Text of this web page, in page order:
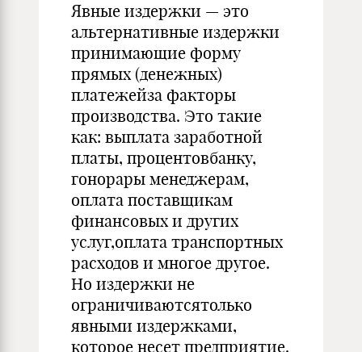
Явные издержки — это
альтернативные издержки
принимающие форму
прямых (денежных)
платежейза факторы
производства. Это такие
как: выплата заработной
платы, процентовбанку,
гонорары менеджерам,
оплата поставщикам
финансовых и других
услуг,оплата транспортных
расходов и многое другое.
Но издержки не
ограничиваютсятолько
явными издержками,
которое несет предприятие.